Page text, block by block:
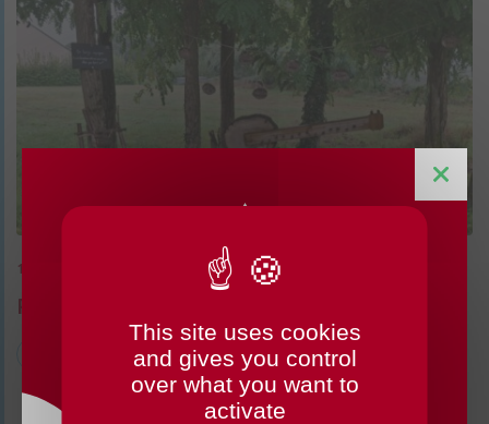
18/09/2025
Retour sur la fête des villages de charme
Patrimoine
CHANGEMENTS HORAIRES
OUVERTURE MAIRIE
This site uses cookies
and gives you control
over what you want to
activate